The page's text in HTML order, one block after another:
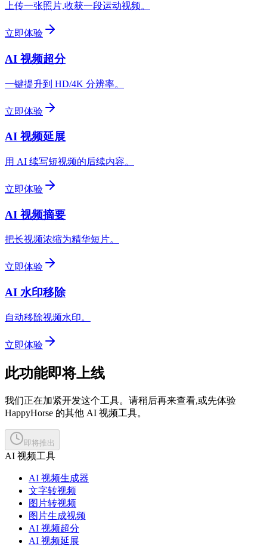
上传一张照片,收获一段运动视频。
立即体验
AI 视频超分
一键提升到 HD/4K 分辨率。
立即体验
AI 视频延展
用 AI 续写短视频的后续内容。
立即体验
AI 视频摘要
把长视频浓缩为精华短片。
立即体验
AI 水印移除
自动移除视频水印。
立即体验
此功能即将上线
我们正在加紧开发这个工具。请稍后再来查看,或先体验
HappyHorse 的其他 AI 视频工具。
即将推出
AI 视频工具
AI 视频生成器
文字转视频
图片转视频
图片生成视频
AI 视频超分
AI 视频延展